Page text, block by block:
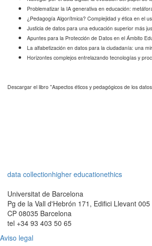
Problematizar la IA generativa en educación:
¿Pedagogía Algorítmica? Complejidad y ética en el
Justicia de datos para una educación superior más
Apuntes para la Protección de Datos en el Ámbito
La alfabetización en datos para la ciudadanía: una
Horizontes complejos entrelazando tecnologías y
Descargar el libro "Aspectos éticos y pedagógicos de los
data collectionhigher educationethics
Universitat de Barcelona
Pg de la Vall d'Hebrón 171, Edifici Llevant 005
CP 08035 Barcelona
tel +34 93 403 50 65
Aviso legal